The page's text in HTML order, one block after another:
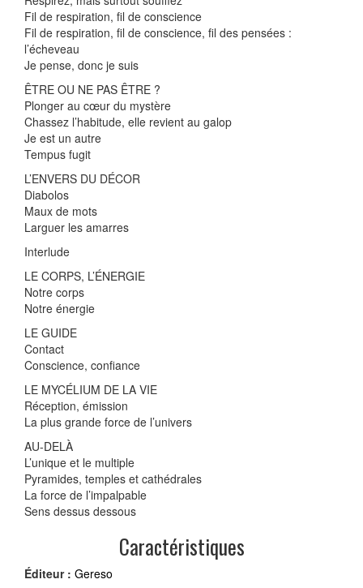
Fil de respiration, fil de conscience
Fil de respiration, fil de conscience, fil des pensées :
l’écheveau
Je pense, donc je suis
ÊTRE OU NE PAS ÊTRE ?
Plonger au cœur du mystère
Chassez l’habitude, elle revient au galop
Je est un autre
Tempus fugit
L’ENVERS DU DÉCOR
Diabolos
Maux de mots
Larguer les amarres
Interlude
LE CORPS, L’ÉNERGIE
Notre corps
Notre énergie
LE GUIDE
Contact
Conscience, confiance
LE MYCÉLIUM DE LA VIE
Réception, émission
La plus grande force de l’univers
AU-DELÀ
L’unique et le multiple
Pyramides, temples et cathédrales
La force de l’impalpable
Sens dessus dessous
Caractéristiques
Éditeur : Gereso